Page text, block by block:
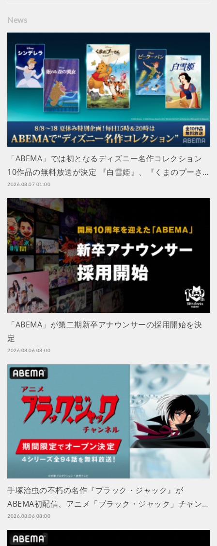
News
「ABEMA」では初となるディズニー名作コレクション
10作品の無料放送が決定 『白雪姫』、『くまのプーさ…
2026.08.07 01:00
「ABEMA」が第二期新卒アナウンサーの採用開始を決
定
2026.08.06 08:00
手塚治虫の不朽の名作『ブラック・ジャック』が
ABEMA初配信、アニメ「ブラック・ジャック」チャン…
2026.08.06 08:00